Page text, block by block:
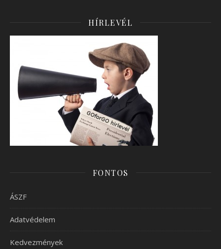
HÍRLEVÉL
FONTOS
ÁSZF
Adatvédelem
Kedvezmények